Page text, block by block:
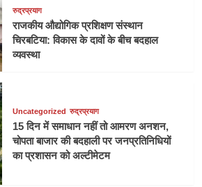
रुद्रप्रयाग
राजकीय औद्योगिक प्रशिक्षण संस्थान
चिरबटिया: विकास के दावों के बीच बदहाल
व्यवस्था
Uncategorized रुद्रप्रयाग
15 दिन में समाधान नहीं तो आमरण अनशन,
चोपता बाजार की बदहाली पर जनप्रतिनिधियों
का प्रशासन को अल्टीमेटम